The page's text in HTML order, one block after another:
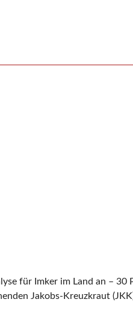
für Imker im Land an – 30
Jakobs-Kreuzkraut